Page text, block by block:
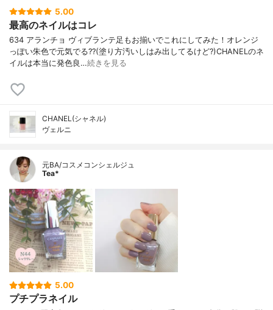
5.00
最高のネイルはコレ
634 アランチョ ヴィブランテ足もお揃いでこれにしてみた！オレンジ
っぽい朱色で元気でる??(塗り方汚いしはみ出してるけど?)CHANELのネ
イルは本当に発色良…続きを見る
CHANEL(シャネル)
ヴェルニ
元BA/コスメコンシェルジュ
Tea*
5.00
プチプラネイル